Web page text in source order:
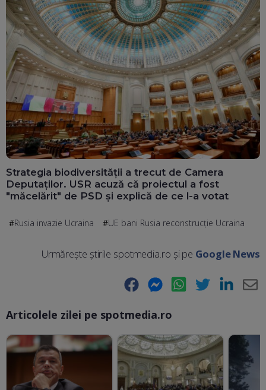
Strategia biodiversității a trecut de Camera
Deputaților. USR acuză că proiectul a fost
"măcelărit" de PSD și explică de ce l-a votat
Rusia invazie Ucraina UE bani Rusia reconstrucție Ucraina
Urmărește știrile spotmedia.ro și pe Google News
Facebook Messenger WhatsApp Twitter LinkedIn
Articolele zilei pe spotmedia.ro